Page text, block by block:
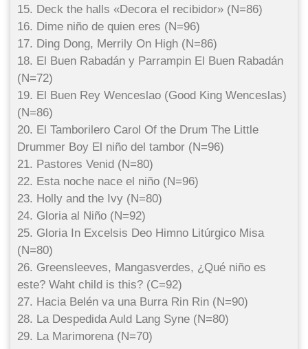
15. Deck the halls «Decora el recibidor» (N=86)
16. Dime niño de quien eres (N=96)
17. Ding Dong, Merrily On High (N=86)
18. El Buen Rabadán y Parrampin El Buen Rabadán
(N=72)
19. El Buen Rey Wenceslao (Good King Wenceslas)
(N=86)
20. El Tamborilero Carol Of the Drum The Little
Drummer Boy El niño del tambor (N=96)
21. Pastores Venid (N=80)
22. Esta noche nace el niño (N=96)
23. Holly and the Ivy (N=80)
24. Gloria al Niño (N=92)
25. Gloria In Excelsis Deo Himno Litúrgico Misa
(N=80)
26. Greensleeves, Mangasverdes, ¿Qué niño es
este? Waht child is this? (C=92)
27. Hacia Belén va una Burra Rin Rin (N=90)
28. La Despedida Auld Lang Syne (N=80)
29. La Marimorena (N=70)